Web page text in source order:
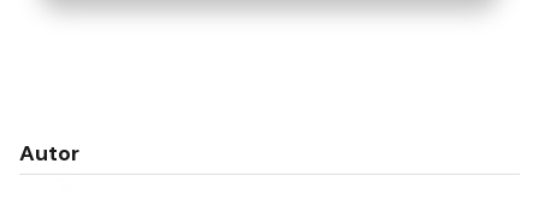
Autor